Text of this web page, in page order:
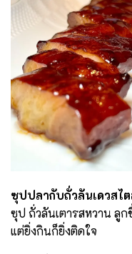
ซุปปลากับถั่วลันเดวสไ
ซุป ถั่วลันเตารสหวาน ลู
แต่ยิ่งกินก็ยิ่งติดใจ